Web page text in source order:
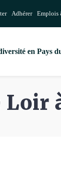
Adhérer Emplois
en Pays
Loir